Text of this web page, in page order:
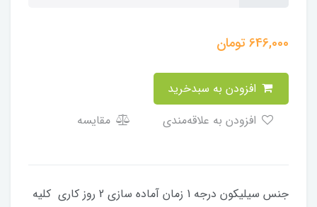
646,000تومان
مقایسه
جنس سیلیکون درجه 1 زمان آماده سازی 2 روز کاری کلیه